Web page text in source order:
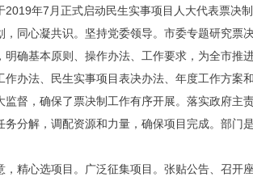
2019年7月正式启动民生实事项目人大代表票决
，同心凝共识。坚持党委领导。市委专题研究票
明确基本原则、操作办法、工作要求，为全市
作办法、民生实事项目表决办法、年度工作方
监督，确保了票决制工作有序开展。落实政府
务分解，调配资源和力量，确保项目完成。部
，精心选项目。广泛征集项目。张贴公告、召开